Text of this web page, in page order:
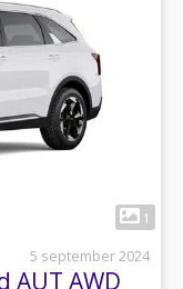
1
5 september 2024
AUT AWD